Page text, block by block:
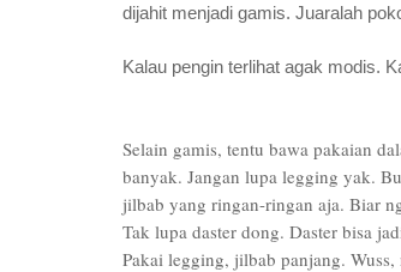
dijahit menjadi gamis. Juaralah
Kalau pengin terlihat agak modis.
Selain gamis, tentu bawa pakaian
banyak. Jangan lupa legging yak.
jilbab yang ringan-ringan aja. Biar
Tak lupa daster dong. Daster bisa
Pakai legging, jilbab panjang.